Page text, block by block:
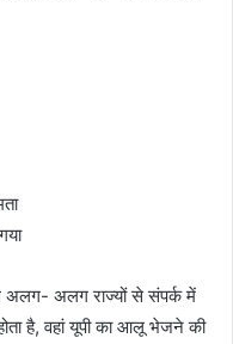
अलग- अलग राज्यों से संपर्क में
है, वहां यूपी का आलू भेजने की